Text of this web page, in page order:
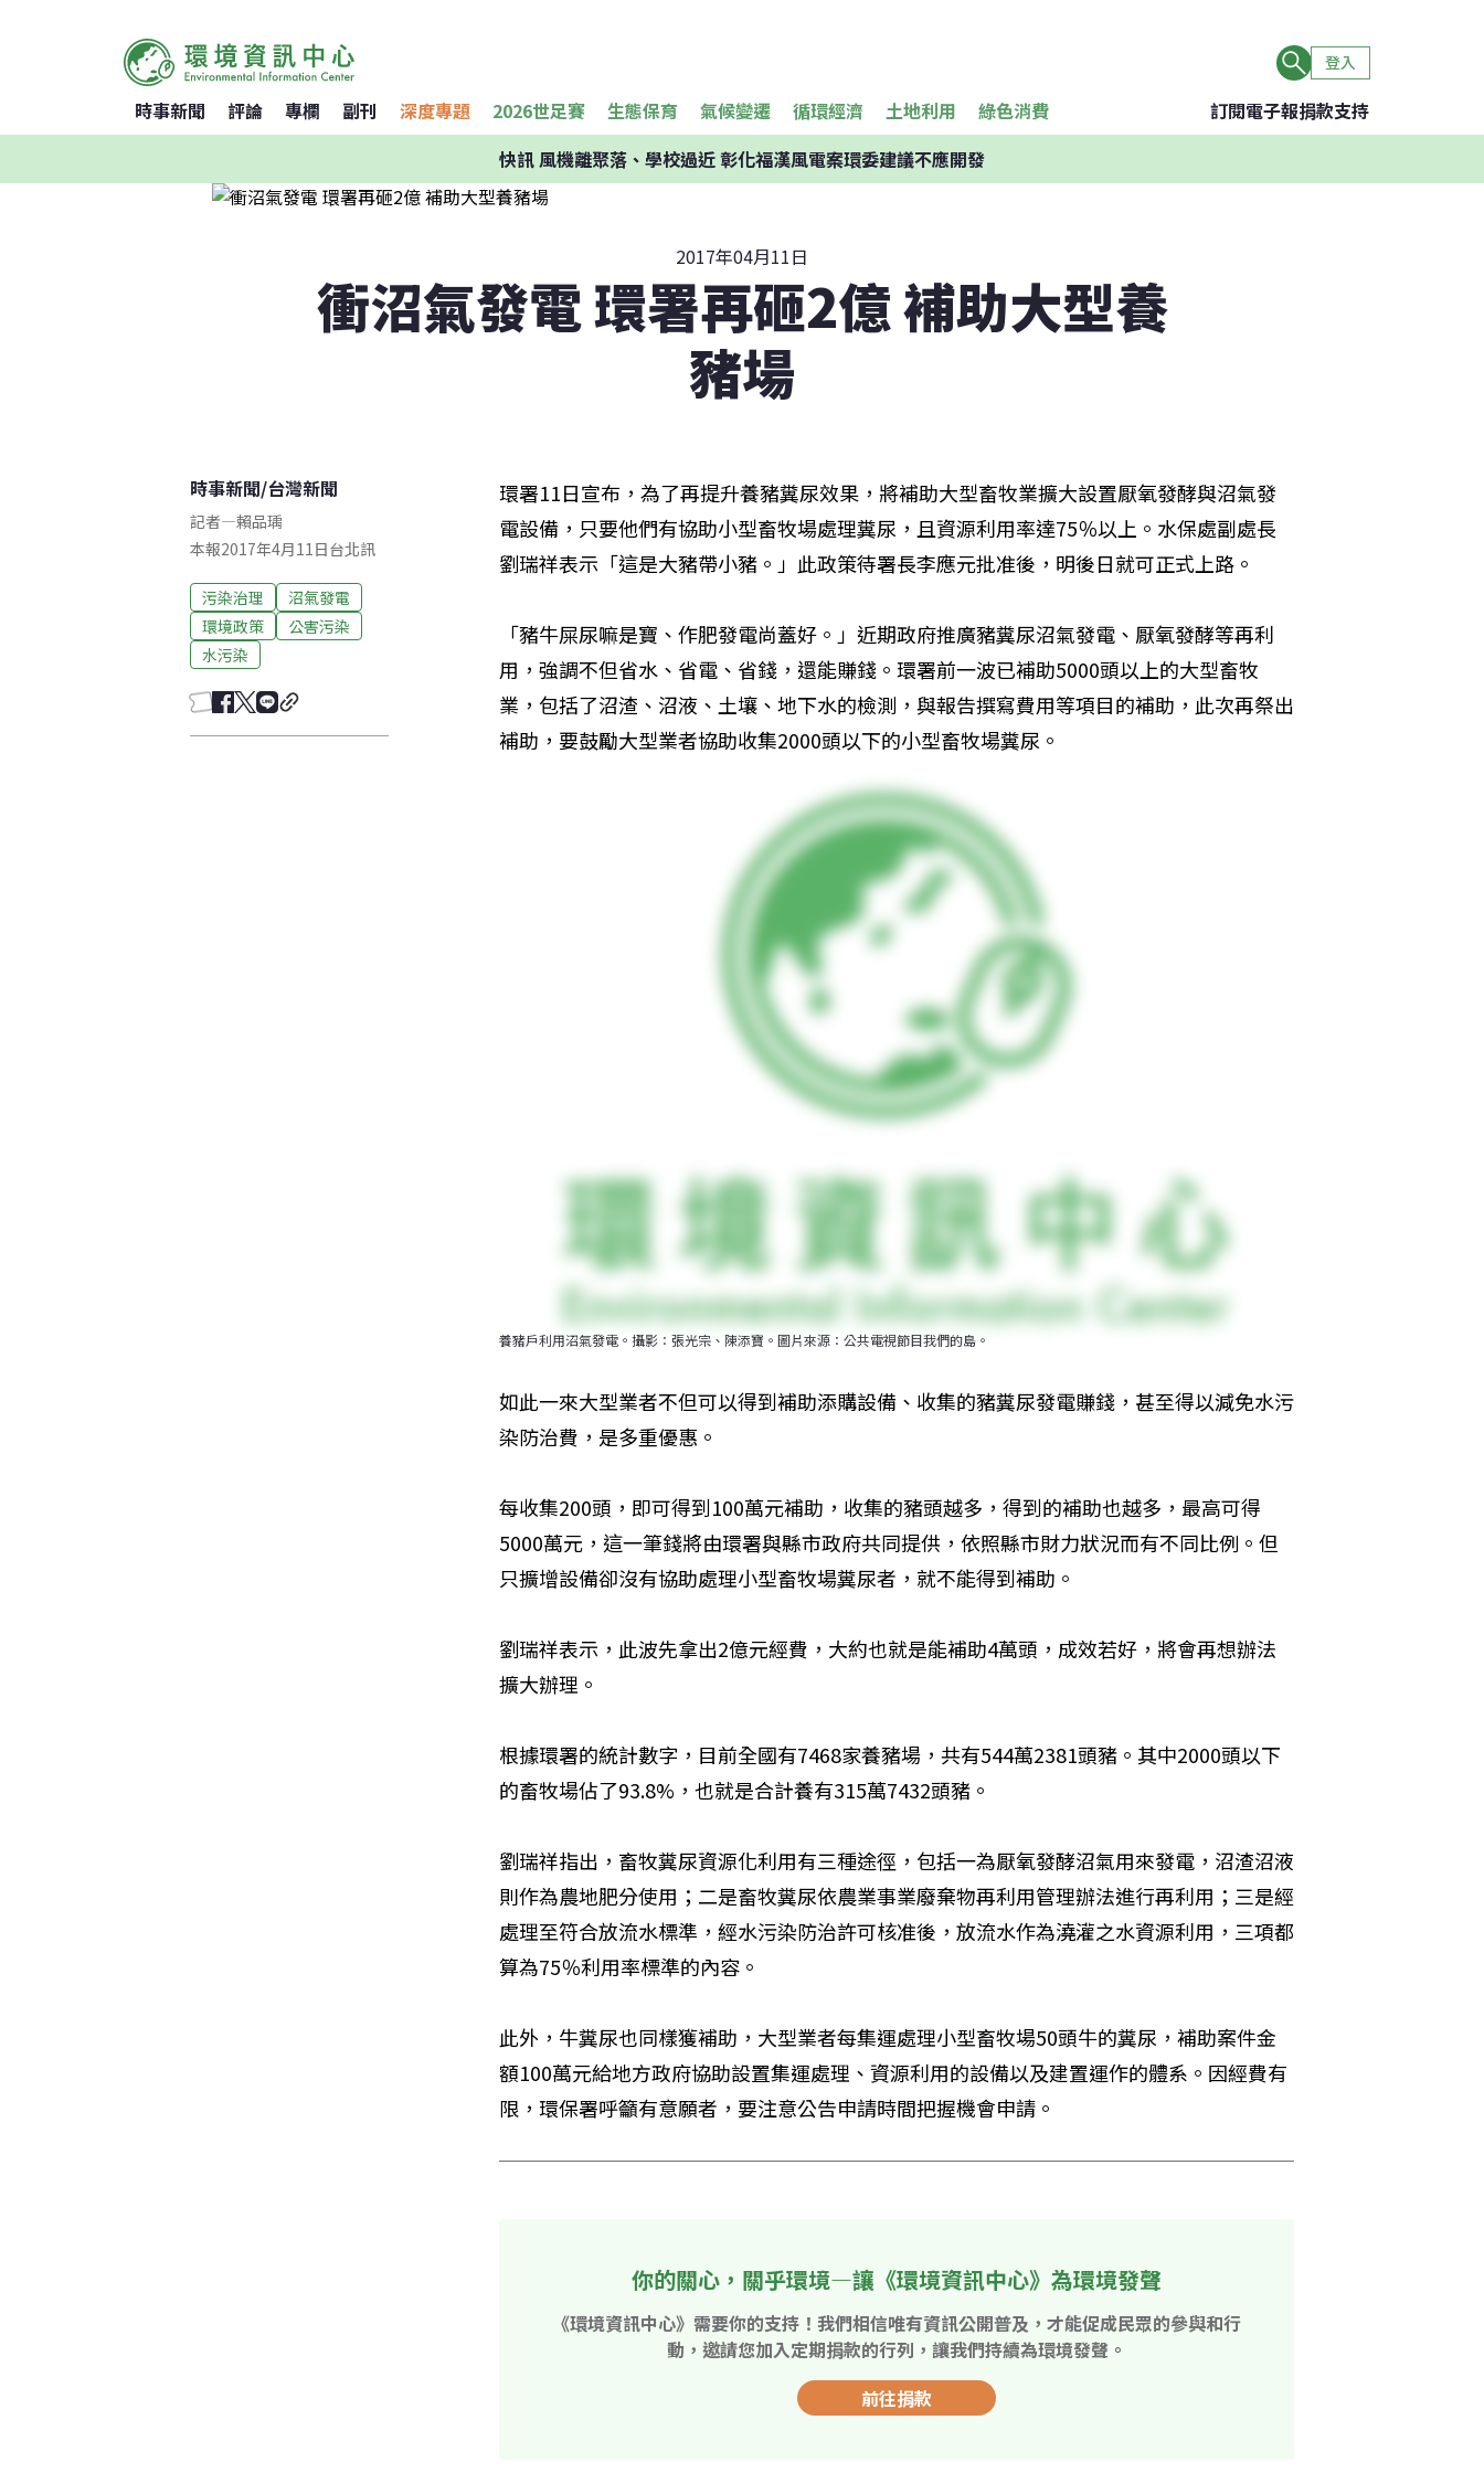
登入
時事新聞 評論 專欄 副刊 深度專題 2026世足賽 生態保育 氣候變遷 循環經濟 土地利用 綠色消費 訂閱電子報捐款支持
快訊風機離聚落、學校過近 彰化福漢風電案環委建議不應開發
2017年04月11日
衝沼氣發電 環署再砸2億 補助大型養
豬場
時事新聞/台灣新聞
記者—賴品瑀
本報2017年4月11日台北訊
污染治理
沼氣發電
環境政策
公害污染
水污染
環署11日宣布，為了再提升養豬糞尿效果，將補助大型畜牧業擴大設置厭氧發酵與沼氣發
電設備，只要他們有協助小型畜牧場處理糞尿，且資源利用率達75％以上。水保處副處長
劉瑞祥表示「這是大豬帶小豬。」此政策待署長李應元批准後，明後日就可正式上路。
「豬牛屎尿嘛是寶、作肥發電尚蓋好。」近期政府推廣豬糞尿沼氣發電、厭氧發酵等再利
用，強調不但省水、省電、省錢，還能賺錢。環署前一波已補助5000頭以上的大型畜牧
業，包括了沼渣、沼液、土壤、地下水的檢測，與報告撰寫費用等項目的補助，此次再祭出
補助，要鼓勵大型業者協助收集2000頭以下的小型畜牧場糞尿。
養豬戶利用沼氣發電。攝影：張光宗、陳添寶。圖片來源：公共電視節目我們的島。
如此一來大型業者不但可以得到補助添購設備、收集的豬糞尿發電賺錢，甚至得以減免水污
染防治費，是多重優惠。
每收集200頭，即可得到100萬元補助，收集的豬頭越多，得到的補助也越多，最高可得
5000萬元，這一筆錢將由環署與縣市政府共同提供，依照縣市財力狀況而有不同比例。但
只擴增設備卻沒有協助處理小型畜牧場糞尿者，就不能得到補助。
劉瑞祥表示，此波先拿出2億元經費，大約也就是能補助4萬頭，成效若好，將會再想辦法
擴大辦理。
根據環署的統計數字，目前全國有7468家養豬場，共有544萬2381頭豬。其中2000頭以下
的畜牧場佔了93.8%，也就是合計養有315萬7432頭豬。
劉瑞祥指出，畜牧糞尿資源化利用有三種途徑，包括一為厭氧發酵沼氣用來發電，沼渣沼液
則作為農地肥分使用；二是畜牧糞尿依農業事業廢棄物再利用管理辦法進行再利用；三是經
處理至符合放流水標準，經水污染防治許可核准後，放流水作為澆灌之水資源利用，三項都
算為75％利用率標準的內容。
此外，牛糞尿也同樣獲補助，大型業者每集運處理小型畜牧場50頭牛的糞尿，補助案件金
額100萬元給地方政府協助設置集運處理、資源利用的設備以及建置運作的體系。因經費有
限，環保署呼籲有意願者，要注意公告申請時間把握機會申請。
你的關心，關乎環境—讓《環境資訊中心》為環境發聲
《環境資訊中心》需要你的支持！我們相信唯有資訊公開普及，才能促成民眾的參與和行
動，邀請您加入定期捐款的行列，讓我們持續為環境發聲。
前往捐款